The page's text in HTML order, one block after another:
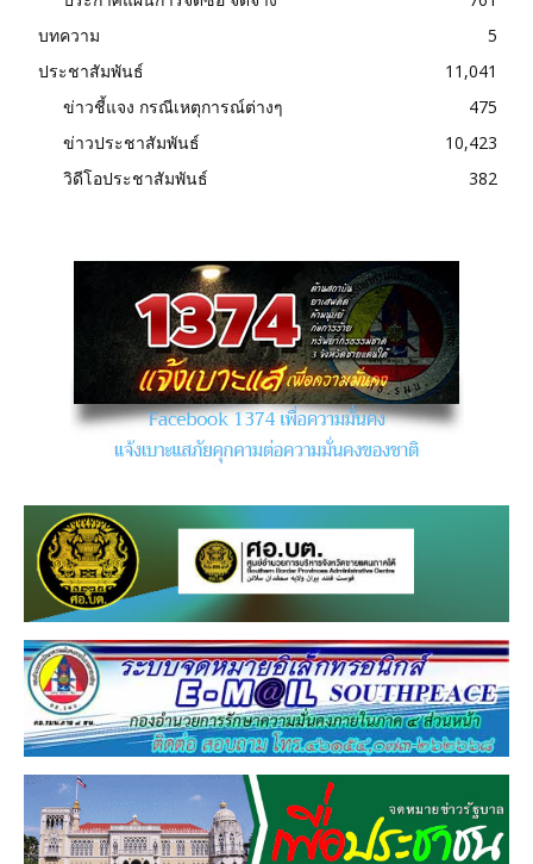
บทความ
5
ประชาสัมพันธ์
11,041
ข่าวชี้แจง กรณีเหตุการณ์ต่างๆ
475
ข่าวประชาสัมพันธ์
10,423
วิดีโอประชาสัมพันธ์
382